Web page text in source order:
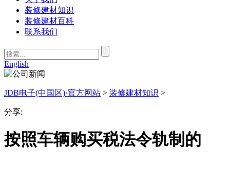
装修建材知识
装修建材百科
联系我们
English
JDB电子(中国区)·官方网站 > 装修建材知识 >
分享:
按照车辆购买税法令轨制的